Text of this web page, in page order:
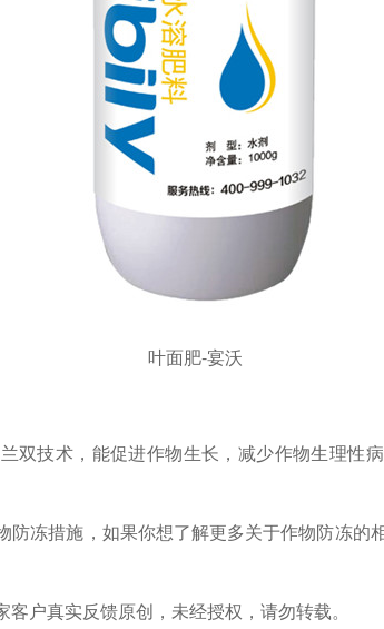
叶面肥-宴沃
双技术，能促进作物生长，减少作物生理性
防冻措施，如果你想了解更多关于作物防冻的
户真实反馈原创，未经授权，请勿转载。